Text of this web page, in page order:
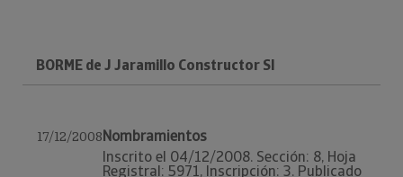
BORME de J Jaramillo Constructor Sl
17/12/2008Nombramientos
Inscrito el 04/12/2008. Sección: 8, Hoja
Registral: 5971, Inscripción: 3. Publicado